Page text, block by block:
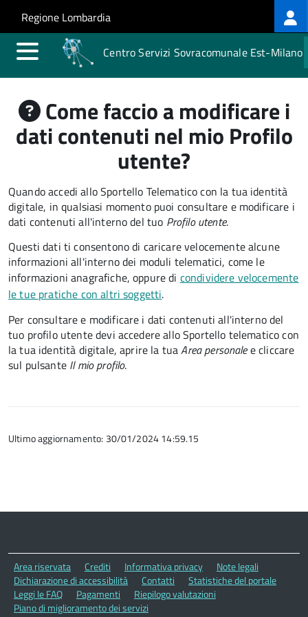
Salta al contenuto principale
Skip to site navigation
Regione Lombardia
Centro Servizi Sovracomunale Est-Milano
Come faccio a modificare i
dati contenuti nel mio Profilo
utente?
Quando accedi allo Sportello Telematico con la tua identità
digitale, in qualsiasi momento puoi consultare e modificare i
dati contenuti all'interno del tuo Profilo utente.
Questi dati ti consentono di caricare velocemente alcune
informazioni all'interno dei moduli telematici, come le
informazioni anagrafiche, oppure di condividere velocemente
le tue pratiche con altri soggetti.
Per consultare e modificare i dati contenuti all'interno del
tuo profilo utente devi accedere allo Sportello telematico con
la tua identità digitale, aprire la tuaArea personalee cliccare
sul pulsante Il mio profilo.
Ultimo aggiornamento: 30/01/2024 14:59.15
Area riservata Crediti Informativa privacy
Note legali
Dichiarazione di accessibilità
Contatti
Statistiche del portale
Leggi le FAQ
Pagamenti
Riepilogo valutazioni
Piano di miglioramento dei servizi